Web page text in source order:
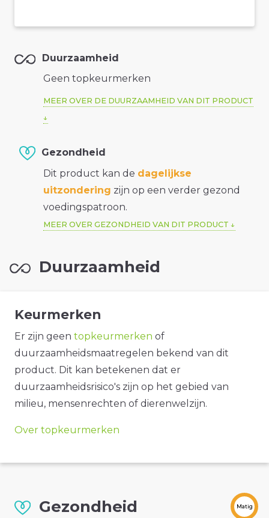
Duurzaamheid
Geen topkeurmerken
MEER OVER DE DUURZAAMHEID VAN DIT PRODUCT
Gezondheid
Dit product kan de dagelijkse
uitzondering zijn op een verder gezond
voedingspatroon.
MEER OVER GEZONDHEID VAN DIT PRODUCT
Duurzaamheid
Keurmerken
Er zijn geen topkeurmerken of
duurzaamheidsmaatregelen bekend van dit
product. Dit kan betekenen dat er
duurzaamheidsrisico's zijn op het gebied van
milieu, mensenrechten of dierenwelzijn.
Over topkeurmerken
Gezondheid Matig